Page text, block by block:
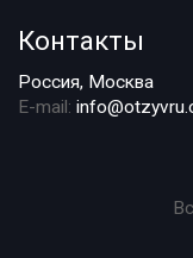
Контакты
Россия, Москва
E-mail: